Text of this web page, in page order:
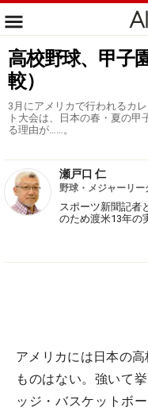
高校野球、甲子
較）
3月にアメリカで行われるカ
ト大会は、日本の春・夏の
る理由が……。
瀬戸口 仁
野球・メジャーリー
スポーツ新聞記者
のため渡米13年の
アメリカには日本の
ものはない。強いて
ッジ・バスケットボ